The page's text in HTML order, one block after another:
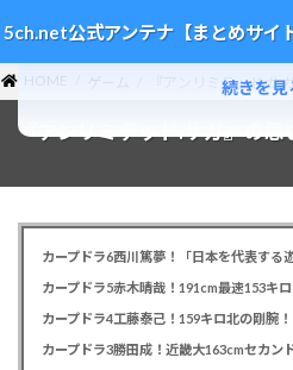
ン
テ
ン
ツ
ビ
ゲ
ー
シ
5ch.net公式アンテナ【まとめサイ
ゲーム 『アンリミテッド:サ
『アンリミテッド:サガ』の思
カープドラ4工藤泰己！159キロ北の剛腕！
続きを見